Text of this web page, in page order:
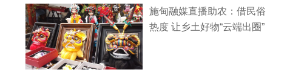
施甸融媒直播助农：借民俗
热度 让乡土好物“云端出圈”